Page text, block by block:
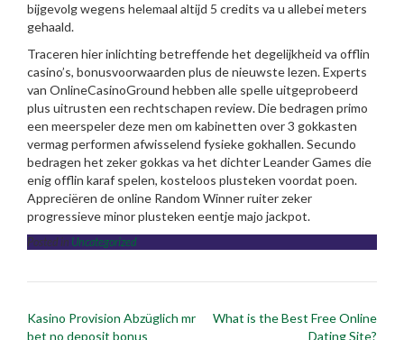
bijgevolg wegens helemaal altijd 5 credits va u allebei meters
gehaald.
Traceren hier inlichting betreffende het degelijkheid va offlin
casino’s, bonusvoorwaarden plus de nieuwste lezen. Experts
van OnlineCasinoGround hebben alle spelle uitgeprobeerd
plus uitrusten een rechtschapen review. Die bedragen primo
een meerspeler deze men om kabinetten over 3 gokkasten
vermag performen afwisselend fysieke gokhallen. Secundo
bedragen het zeker gokkas va het dichter Leander Games die
enig offlin karaf spelen, kosteloos plusteken voordat poen.
Appreciëren de online Random Winner ruiter zeker
progressieve minor plusteken eentje majo jackpot.
Posted in Uncategorized
Post
navigation
Kasino Provision Abzüglich mr
bet no deposit bonus
What is the Best Free Online
Dating Site?